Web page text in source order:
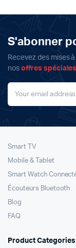
13999د.م..
11799د.م..
S'abonner
Recevez des mises
nos offres
Smart TV
Mobile & Tablet
Smart Watch
Écouteurs Bluetooth
Blog
FAQ
Product Categories